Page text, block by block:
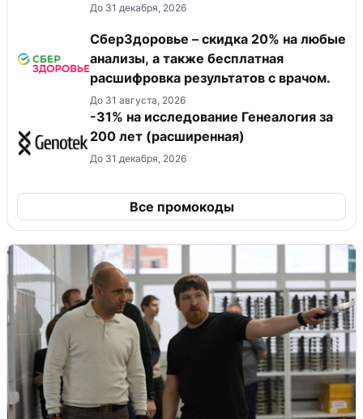
До 31 декабря, 2026
СберЗдоровье – скидка 20% на любые
анализы, а также бесплатная
расшифровка результатов с врачом.
До 31 августа, 2026
-31% на исследование Генеалогия за
200 лет (расширенная)
До 31 декабря, 2026
Все промокоды